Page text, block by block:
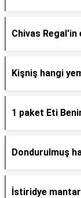
Chivas Regal'in
Kişniş hangi
1 paket Eti
Dondurulmuş
İstiridye mantarı